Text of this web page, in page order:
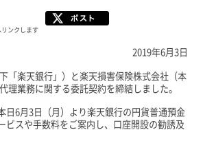
ンクします
2019年6月3日
「楽天銀行」）と楽天損害保険株式会社（本
業務に関する委託契約を締結しました。
6月3日（月）より楽天銀行の円貨普通預金
スや手数料をご案内し、口座開設の勧誘及